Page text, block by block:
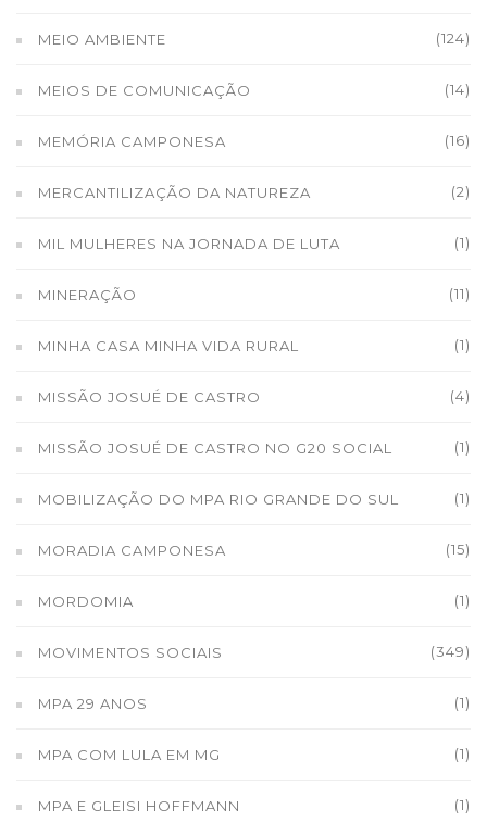
MEIO AMBIENTE (124)
MEIOS DE COMUNICAÇÃO (14)
MEMÓRIA CAMPONESA (16)
MERCANTILIZAÇÃO DA NATUREZA (2)
MIL MULHERES NA JORNADA DE LUTA (1)
MINERAÇÃO (11)
MINHA CASA MINHA VIDA RURAL (1)
MISSÃO JOSUÉ DE CASTRO (4)
MISSÃO JOSUÉ DE CASTRO NO G20 SOCIAL (1)
MOBILIZAÇÃO DO MPA RIO GRANDE DO SUL (1)
MORADIA CAMPONESA (15)
MORDOMIA (1)
MOVIMENTOS SOCIAIS (349)
MPA 29 ANOS (1)
MPA COM LULA EM MG (1)
MPA E GLEISI HOFFMANN (1)